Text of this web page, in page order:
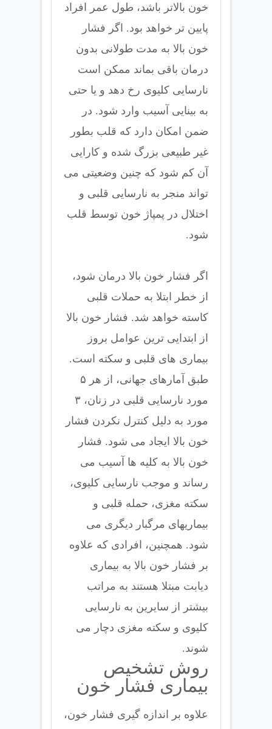
خون بالاتر باشد، طول عمر افراد
پایین تر خواهد بود. اگر فشار
خون بالا به مدت طولانی بدون
درمان باقی بماند ممکن است
نارسایی کلیوی رخ دهد و یا حتی
به بینایی آسیب وارد شود. در
ضمن امکان دارد که قلب بطور
غیر طبیعی بزرگ شده و کارایی
آن کم شود که چنین وضعیتی می
تواند منجر به نارسایی قلبی و
اختلال در پمپاژ خون توسط قلب
شود.
اگر فشار خون بالا درمان شود،
از خطر ابتلا به حملات قلبی
کاسته خواهد شد. فشار خون بالا
از ابتدایی ترین عوامل بروز
بیماری های قلبی و سکته است.
طبق آمارهای جهانی، از هر ۵
مورد نارسایی قلبی در زنان، ۳
مورد به دلیل کنترل نکردن فشار
خون بالا ایجاد می شود. فشار
خون بالا به کلیه ها آسیب می
رساند و موجب نارسایی کلیوی،
سکته مغزی، حمله قلبی و
بیماریهای مرگبار دیگری می
شود. همچنین، افرادی که علاوه
بر فشار خون بالا به بیماری
دیابت مبتلا هستند به مراتب
بیشتر از سایرین به نارسایی
کلیوی و سکته مغزی دچار می
شوند.
روش تشخیص
بیماری فشار خون
علاوه بر اندازه گیری فشار خون،